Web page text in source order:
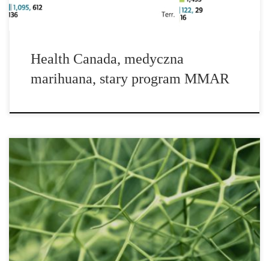
Health Canada, medyczna
marihuana, stary program MMAR
Chilijski rząd zatwierdził pierwszą farmę marihuany w kraju, na
której uprawiana będzie konopia przeznaczona do badań i rozwoju
medycznego. W poniedziałek urzędnicy z działu Ministerstwa
Rolnictwa w Chile (SAG) wydali pierwszą w kraju licencję na
pielęgnowanie i uprawę marihuany w celach medycznych.
Marihuana zostanie wykorzystana do produkcji ekstraktu opartego
na oleju do badań obejmujących chorych na raka poddawanych
chemioterapii oraz […]